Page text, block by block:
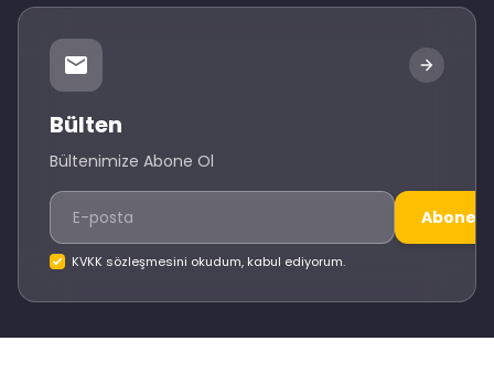
Bülten
Bültenimize Abone Ol
Abone
KVKK sözleşmesini okudum, kabul ediyorum.